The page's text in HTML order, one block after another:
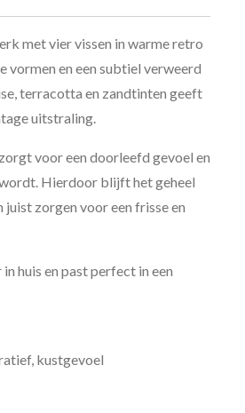
met vier vissen in warme retro
vormen en een subtiel verweerd
terracotta en zandtinten geeft
uitstraling.
voor een doorleefd gevoel en
Hierdoor blijft het geheel
zorgen voor een frisse en
huis en past perfect in een
kustgevoel